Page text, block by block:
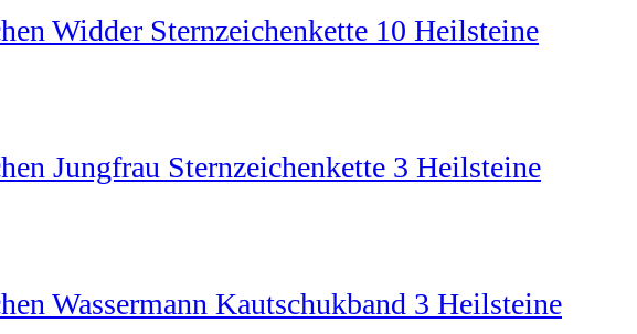
Widder Sternzeichenkette 10 Heilsteine
Jungfrau Sternzeichenkette 3 Heilsteine
Wassermann Kautschukband 3 Heilsteine